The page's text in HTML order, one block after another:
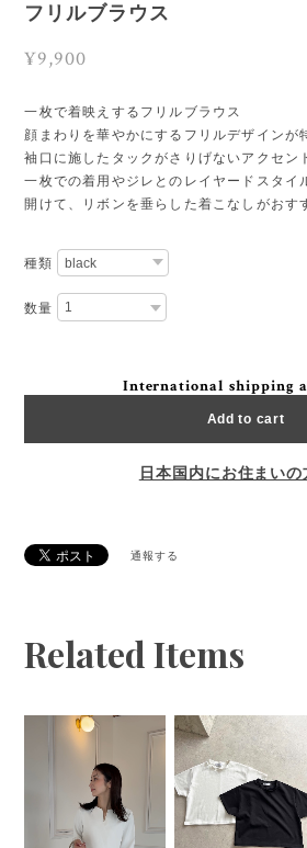
フリルブラウス
¥9,900
一枚で着映えするフリルブラウス
顔まわりを華やかにするフリルデザインが
袖口に施したタックがさりげないアクセン
一枚での着用やジレとのレイヤードスタイ
開けて、リボンを垂らした着こなしがおす
種類
数量
International shipping
Add to cart
日本国内にお住まいの
通報する
Related Items